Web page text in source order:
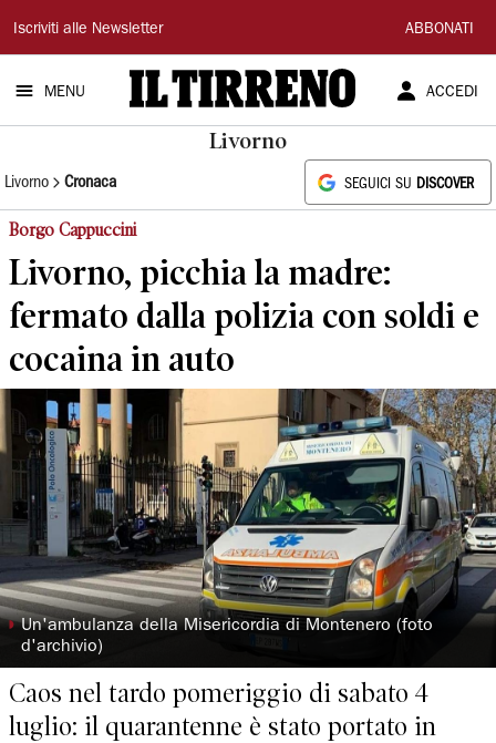
Il
Tirreno
Iscriviti alle Newsletter ABBONATI
MENU ACCEDI
Livorno
Livorno Cronaca SEGUICI SU DISCOVER
Borgo Cappuccini
Livorno, picchia la madre:
fermato dalla polizia con soldi e
cocaina in auto
◗Un'ambulanza della Misericordia di Montenero (foto
d'archivio)
Caos nel tardo pomeriggio di sabato 4
luglio: il quarantenne è stato portato in